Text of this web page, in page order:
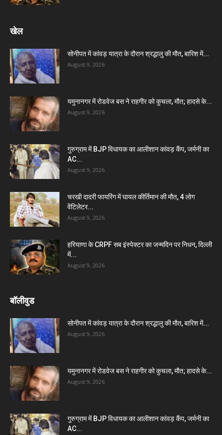
खेल
सोनीपत में कांवड़ यात्रा के दौरान श्रद्धालु की मौत, बारिश में...
August 9, 2026
यमुनानगर में रोडवेज बस ने राहगीर को कुचला, मौत; हादसे के...
August 9, 2026
गुरुग्राम में BJP विधायक का आलीशान कांवड़ कैंप, जर्मनी का
AC...
August 9, 2026
चरखी दादरी फायरिंग में घायल कीर्तिमान की मौत, 4 लोग
वेंटिलेटर...
August 9, 2026
हरियाणा के CRPF सब इंस्पेक्टर का जन्मदिन पर निधन, दिल्ली
में...
August 9, 2026
बॉलीवुड
सोनीपत में कांवड़ यात्रा के दौरान श्रद्धालु की मौत, बारिश में...
August 9, 2026
यमुनानगर में रोडवेज बस ने राहगीर को कुचला, मौत; हादसे के...
August 9, 2026
गुरुग्राम में BJP विधायक का आलीशान कांवड़ कैंप, जर्मनी का
AC...